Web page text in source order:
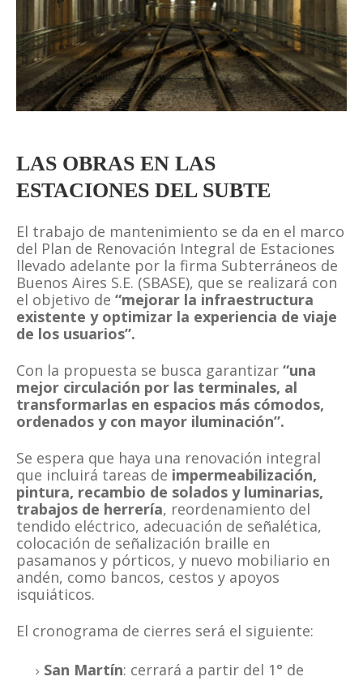
LAS OBRAS EN LAS
ESTACIONES DEL SUBTE
El trabajo de mantenimiento se da en el marco
del Plan de Renovación Integral de Estaciones
llevado adelante por la firma Subterráneos de
Buenos Aires S.E. (SBASE), que se realizará con
el objetivo de “mejorar la infraestructura
existente y optimizar la experiencia de viaje
de los usuarios”.
Con la propuesta se busca garantizar “una
mejor circulación por las terminales, al
transformarlas en espacios más cómodos,
ordenados y con mayor iluminación”.
Se espera que haya una renovación integral
que incluirá tareas de impermeabilización,
pintura, recambio de solados y luminarias,
trabajos de herrería, reordenamiento del
tendido eléctrico, adecuación de señalética,
colocación de señalización braille en
pasamanos y pórticos, y nuevo mobiliario en
andén, como bancos, cestos y apoyos
isquiáticos.
El cronograma de cierres será el siguiente:
San Martín: cerrará a partir del 1° de